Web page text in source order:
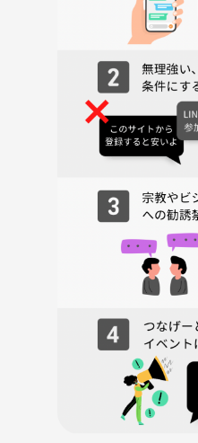
ふらっと参加お待ちしています☕️✨